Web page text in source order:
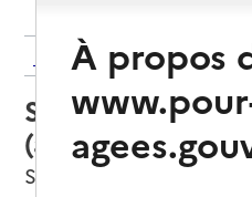
Retour aux résultats de
Service
(aide) – ADF du
Saint-Paul-Trois-
À propos